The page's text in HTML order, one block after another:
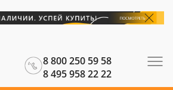
8 800 250 59 58
8 495 958 22 22